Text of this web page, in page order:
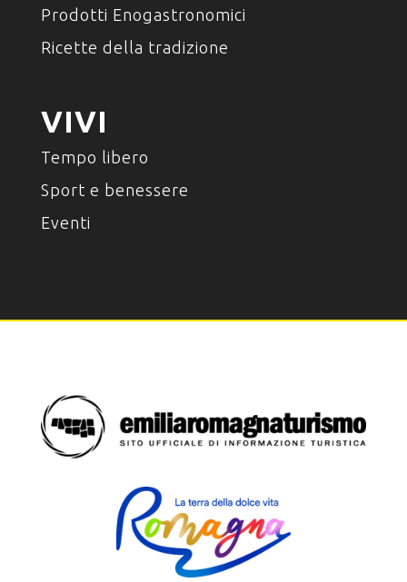
Prodotti Enogastronomici
Ricette della tradizione
VIVI
Tempo libero
Sport e benessere
Eventi